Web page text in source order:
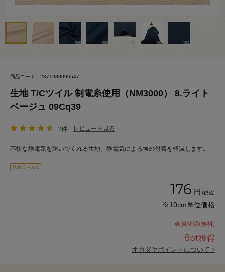
商品コード：2371930096547
生地 T/Cツイル 制電糸使用（NM3000） 8.ライト
ベージュ 09Cq39_
2件 レビューを見る
不快な静電気を防いでくれる生地。静電気による埃の付着を軽減します。
176 円 (税込)
※10cm単位価格
会員登録(無料)
8pt獲得
オカダヤポイントについて >